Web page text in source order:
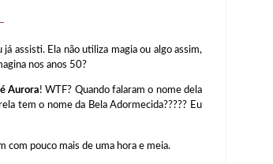
assisti. Ela não utiliza magia ou algo assim,
nos anos 50?
Aurora! WTF? Quando falaram o nome dela
tem o nome da Bela Adormecida????? Eu
com pouco mais de uma hora e meia.